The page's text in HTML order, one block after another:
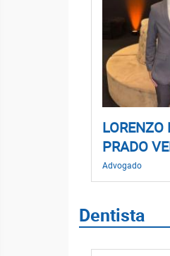
LORENZO
PRADO
Advogado
Dentista